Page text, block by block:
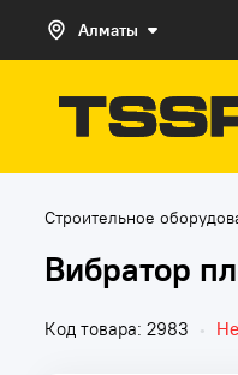
Алматы
Строительное
Вибратор
Код товара: 2983 •